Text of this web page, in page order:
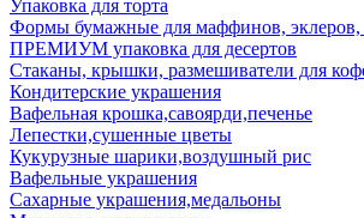
Упаковка для торта
Формы бумажные для маффинов, эклеров,
ПРЕМИУМ упаковка для десертов
Стаканы, крышки, размешиватели для
Кондитерские украшения
Вафельная крошка,савоярди,печенье
Лепестки,сушенные цветы
Кукурузные шарики,воздушный рис
Вафельные украшения
Сахарные украшения,медальоны